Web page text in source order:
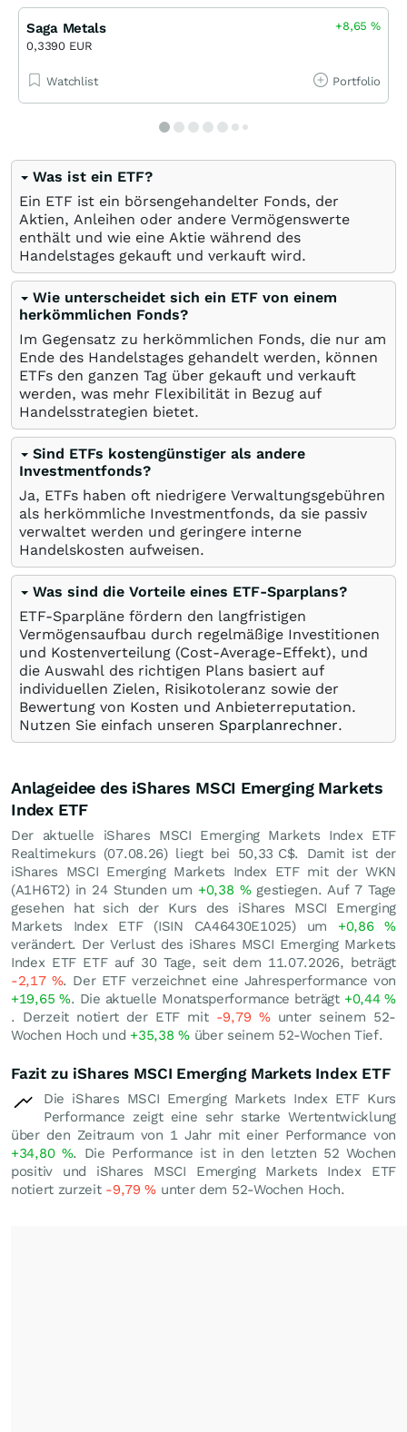
Saga Metals
0,3390 EUR
+8,65%
Watchlist Portfolio
Was ist ein ETF?
Ein ETF ist ein börsengehandelter Fonds, der
Aktien, Anleihen oder andere Vermögenswerte
enthält und wie eine Aktie während des
Handelstages gekauft und verkauft wird.
Wie unterscheidet sich ein ETF von einem
herkömmlichen Fonds?
Im Gegensatz zu herkömmlichen Fonds, die nur am
Ende des Handelstages gehandelt werden, können
ETFs den ganzen Tag über gekauft und verkauft
werden, was mehr Flexibilität in Bezug auf
Handelsstrategien bietet.
Sind ETFs kostengünstiger als andere
Investmentfonds?
Ja, ETFs haben oft niedrigere Verwaltungsgebühren
als herkömmliche Investmentfonds, da sie passiv
verwaltet werden und geringere interne
Handelskosten aufweisen.
Was sind die Vorteile eines ETF-Sparplans?
ETF-Sparpläne fördern den langfristigen
Vermögensaufbau durch regelmäßige Investitionen
und Kostenverteilung (Cost-Average-Effekt), und
die Auswahl des richtigen Plans basiert auf
individuellen Zielen, Risikotoleranz sowie der
Bewertung von Kosten und Anbieterreputation.
Nutzen Sie einfach unseren Sparplanrechner.
Anlageidee des iShares MSCI Emerging Markets
Index ETF
Der aktuelle iShares MSCI Emerging Markets Index ETF
Realtimekurs (07.08.26) liegt bei 50,33 C$. Damit ist der
iShares MSCI Emerging Markets Index ETF mit der WKN
(A1H6T2) in 24 Stunden um +0,38 %gestiegen. Auf 7 Tage
gesehen hat sich der Kurs des iShares MSCI Emerging
Markets Index ETF (ISIN CA46430E1025) um +0,86%
verändert. Der Verlust des iShares MSCI Emerging Markets
Index ETF ETF auf 30 Tage, seit dem 11.07.2026, beträgt
-2,17 %. Der ETF verzeichnet eine Jahresperformance von
+19,65%. Die aktuelle Monatsperformance beträgt +0,44%
. Derzeit notiert der ETF mit -9,79 %unter seinem 52-
Wochen Hoch und +35,38%über seinem 52-Wochen Tief.
Fazit zu iShares MSCI Emerging Markets Index ETF
Die iShares MSCI Emerging Markets Index ETF Kurs
Performance zeigt eine sehr starke Wertentwicklung
über den Zeitraum von 1 Jahr mit einer Performance von
+34,80 %. Die Performance ist in den letzten 52 Wochen
positiv und iShares MSCI Emerging Markets Index ETF
notiert zurzeit -9,79% unter dem 52-Wochen Hoch.